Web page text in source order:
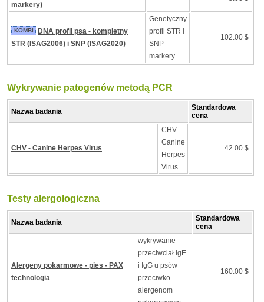
markery)
KOMBI
DNA profil psa - kompletny
STR (ISAG2006) i SNP (ISAG2020)
Genetyczny
profil STR i
SNP
markery
102.00 $
Wykrywanie patogenów metodą PCR
Nazwa badania
Standardowa
cena
CHV - Canine Herpes Virus
CHV -
Canine
Herpes
Virus
42.00 $
Testy alergologiczna
Nazwa badania
Standardowa
cena
Alergeny pokarmowe - pies - PAX
technologia
wykrywanie
przeciwciał IgE
i IgG u psów
przeciwko
alergenom
160.00 $